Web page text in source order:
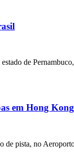
de
em Hong Kong
de pista, no